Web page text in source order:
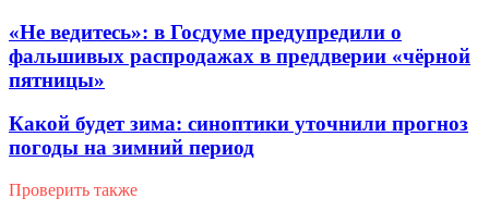
«Не ведитесь»: в Госдуме предупредили о
фальшивых распродажах в преддверии «чёрной
пятницы»
Какой будет зима: синоптики уточнили прогноз
погоды на зимний период
Проверить также